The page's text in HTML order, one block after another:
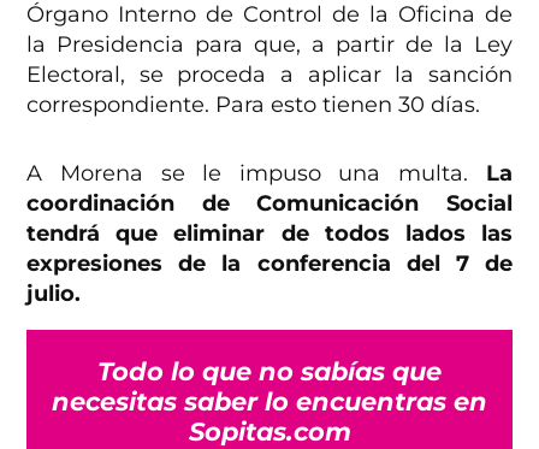
Órgano Interno de Control de la Oficina de
la Presidencia para que, a partir de la Ley
Electoral, se proceda a aplicar la sanción
correspondiente. Para esto tienen 30 días.
A Morena se le impuso una multa. La
coordinación de Comunicación Social
tendrá que eliminar de todos lados las
expresiones de la conferencia del 7 de
julio.
Todo lo que no sabías que
necesitas saber lo encuentras en
Sopitas.com